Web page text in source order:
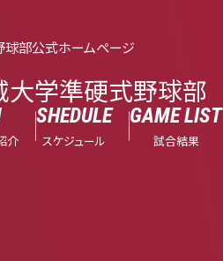
部公式ホームページ
大学準硬式野球部
介
SHEDULE
スケジュール
GAME LIST
試合結果